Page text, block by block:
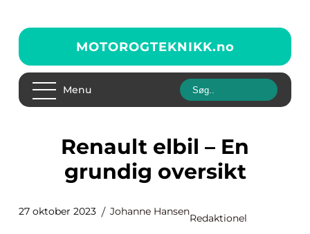
MOTOROGTEKNIKK.no
Menu
Renault elbil – En
grundig oversikt
27 oktober 2023 Johanne Hansen
Redaktionel